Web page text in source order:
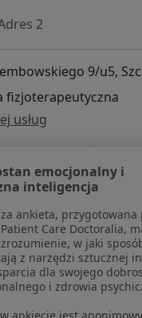
2
9/u5,
fizjoterapeutyczna
usług
lek. Sylwia Dziub
endokrynolog
28 specjalistów
emocjonalny i
inteligencja
ankieta, przygotowana
Patient Care Doctoralia,
w jaki
z narzędzi sztucznej
dla swojego
i zdrowia